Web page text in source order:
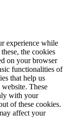
experience while
the cookies
on your browser
functionalities of
that help us
These
with your
of these cookies.
affect your